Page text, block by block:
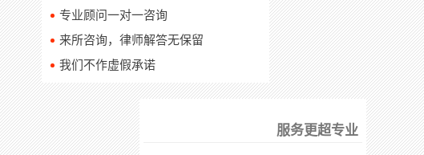
专业顾问一对一咨询
来所咨询，律师解答无保留
我们不作虚假承诺
服务更超专业